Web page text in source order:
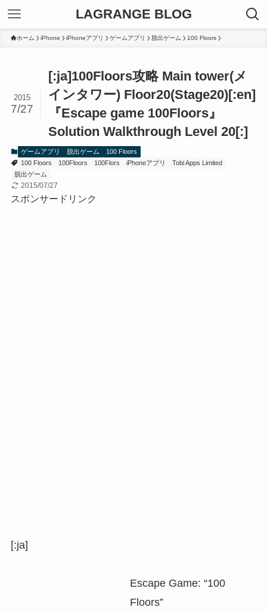
LAGRANGE BLOG
ホーム iPhone iPhoneアプリ ゲームアプリ 脱出ゲーム 100 Floors
[:ja]100Floors攻略 Main tower(メ
インタワー) Floor20(Stage20)[:en]
『Escape game 100Floors』
Solution Walkthrough Level 20[:]
2015
7/27
ゲームアプリ 脱出ゲーム
100 Floors
100 Floors
100Floors 100Flors iPhoneアプリ
Tobi Apps Limited
脱出ゲーム
2015/07/27
スポンサードリンク
[:ja]
Escape Game: “100
Floors”